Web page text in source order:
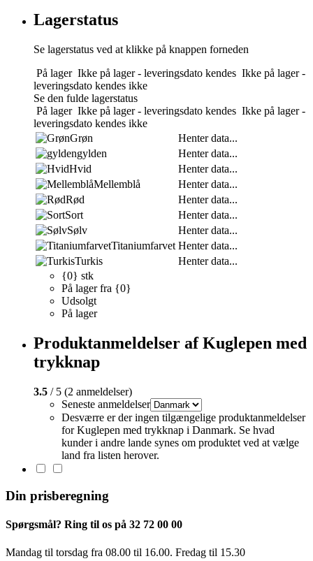
Lagerstatus
Se lagerstatus ved at klikke på knappen forneden
På lager Ikke på lager - leveringsdato kendes Ikke på lager -
leveringsdato kendes ikke
Se den fulde lagerstatus
På lager Ikke på lager - leveringsdato kendes Ikke på lager -
leveringsdato kendes ikke
Grøn
Henter data...
gylden
Henter data...
Hvid
Henter data...
Mellemblå
Henter data...
Rød
Henter data...
Sort
Henter data...
Sølv
Henter data...
Titaniumfarvet Henter data...
Turkis
Henter data...
{0} stk
På lager fra {0}
Udsolgt
På lager
Produktanmeldelser af Kuglepen med
trykknap
3.5 / 5 (2 anmeldelser)
Seneste anmeldelser
Desværre er der ingen tilgængelige produktanmeldelser
for Kuglepen med trykknap i Danmark. Se hvad
kunder i andre lande synes om produktet ved at vælge
land fra listen herover.
Din prisberegning
Spørgsmål? Ring til os på 32 72 00 00
Mandag til torsdag fra 08.00 til 16.00. Fredag ​​til 15.30